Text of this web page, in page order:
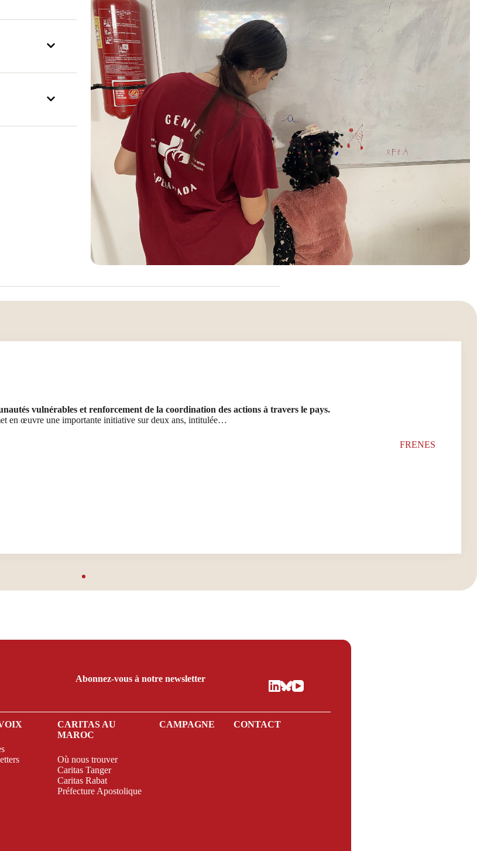
vulnérables et renforcement de la coordination des actions à travers le pays.
en œuvre une importante initiative sur deux ans, intitulée…
FRENES
Abonnez-vous à notre newsletter
CARITAS AU
MAROC
Où nous trouver
Caritas Tanger
Caritas Rabat
Préfecture Apostolique
CAMPAGNE CONTACT